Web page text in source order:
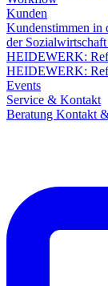
Kunden
Kundenstimmen in
der Sozialwirtschaft
HEIDEWERK:
HEIDEWERK:
Events
Service & Kontakt
Beratung Kontakt